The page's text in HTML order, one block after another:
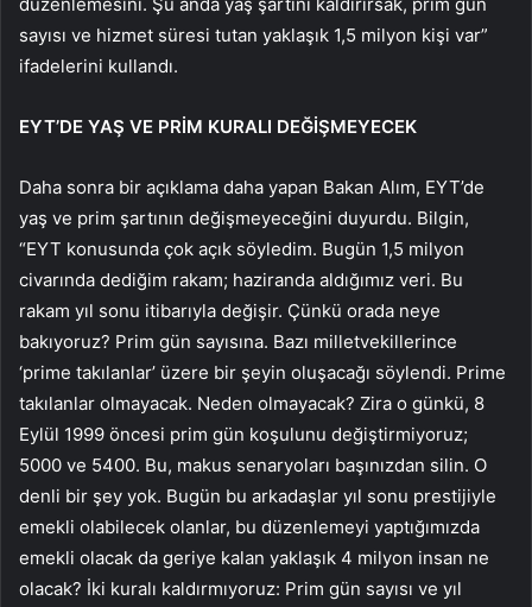
düzenlemesini. Şu anda yaş şartını kaldırırsak, prim gün
sayısı ve hizmet süresi tutan yaklaşık 1,5 milyon kişi var”
ifadelerini kullandı.
EYT’DE YAŞ VE PRİM KURALI DEĞİŞMEYECEK
Daha sonra bir açıklama daha yapan Bakan Alım, EYT’de
yaş ve prim şartının değişmeyeceğini duyurdu. Bilgin,
“EYT konusunda çok açık söyledim. Bugün 1,5 milyon
civarında dediğim rakam; haziranda aldığımız veri. Bu
rakam yıl sonu itibarıyla değişir. Çünkü orada neye
bakıyoruz? Prim gün sayısına. Bazı milletvekillerince
‘prime takılanlar’ üzere bir şeyin oluşacağı söylendi. Prime
takılanlar olmayacak. Neden olmayacak? Zira o günkü, 8
Eylül 1999 öncesi prim gün koşulunu değiştirmiyoruz;
5000 ve 5400. Bu, makus senaryoları başınızdan silin. O
denli bir şey yok. Bugün bu arkadaşlar yıl sonu prestijiyle
emekli olabilecek olanlar, bu düzenlemeyi yaptığımızda
emekli olacak da geriye kalan yaklaşık 4 milyon insan ne
olacak? İki kuralı kaldırmıyoruz: Prim gün sayısı ve yıl